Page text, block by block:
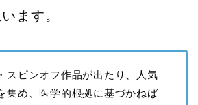
ます。
スピンオフ作品が出たり、人気
集め、医学的根拠に基づかねば